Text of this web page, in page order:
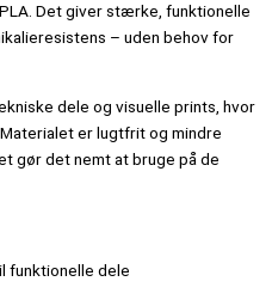
Det giver stærke, funktionelle
– uden behov for
dele og visuelle prints, hvor
er lugtfrit og mindre
gør det nemt at bruge på de
funktionelle dele